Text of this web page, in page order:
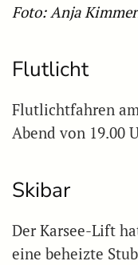
Foto: Anja
Flutlicht
Flutlichtfahren
Abend von 19.00
Skibar
Der Karsee-Lift
eine beheizte